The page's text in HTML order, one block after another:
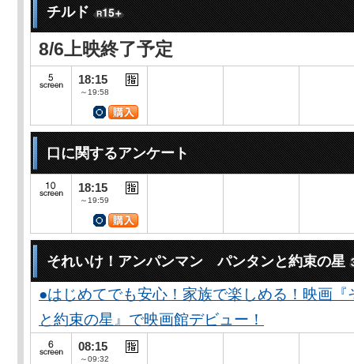
チルド
8/6上映終了予定
18:15
～19:58
口に関するアンケート
18:15
～19:59
それいけ！アンパンマン パンタンと約束の星
●はじめてでも安心！家族で楽しめる！映画
と約束の星』で映画館デビュー！
08:15
～09:32